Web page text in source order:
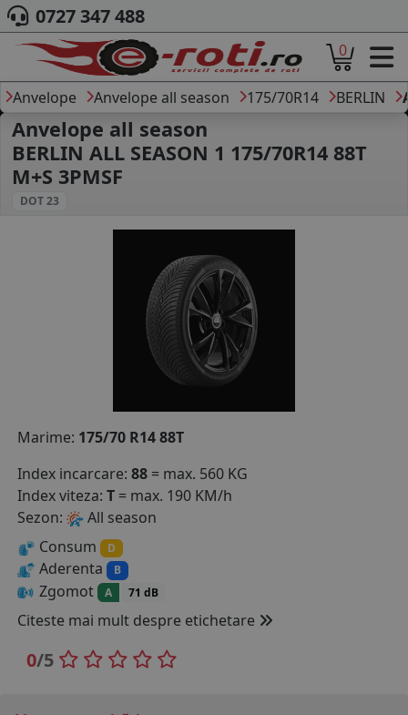
ACASA
DESPRE NOI
ANVELOPE
AUTO
CAMION
CAUTARE DUPA
PRODUCATORI ANVELOPE
MARCA AUTO
BLOG
B2B - COLABORARE COMPANII
COS (0 PRODUSE
0727 347 488
0
Anvelope Anvelope all season 175/70R14 BERLIN
Anvelope all season
BERLIN ALL SEASON 1 175/70R14 88T
M+S 3PMSF
DOT 23
Marime: 175/70 R14 88T
Index incarcare: 88 = max. 560 KG
Index viteza: T = max. 190 KM/h
Sezon:
All season
Consum
D
Aderenta B
Zgomot A 71 dB
Citeste mai mult despre etichetare
0/5